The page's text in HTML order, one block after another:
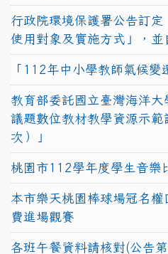
行政院環境保護署公告訂定
使用對象及實施方式」，
「112年中小學教師氣候變
教育部委託國立臺灣海洋
議題數位教材教學資源示
次）」
桃園市112學年度學生音樂
本市樂天桃園棒球場冠名
費進場觀賽
各班午餐資料請核對(公告